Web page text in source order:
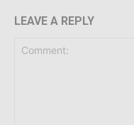
LEAVE A REPLY